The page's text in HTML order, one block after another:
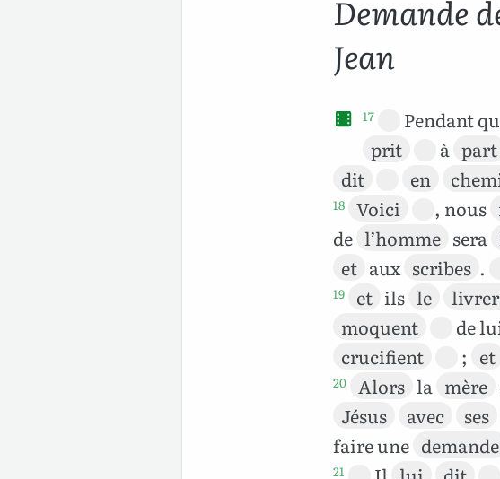
Demande
Jean
17 Pendant
prit
à part
dit
en
18 Voici , nous
de l’homme sera
et aux scribes .
19 et ils le
moquent
de
crucifient
; et
20 Alors la mère
Jésus
avec ses
faire une demande
21